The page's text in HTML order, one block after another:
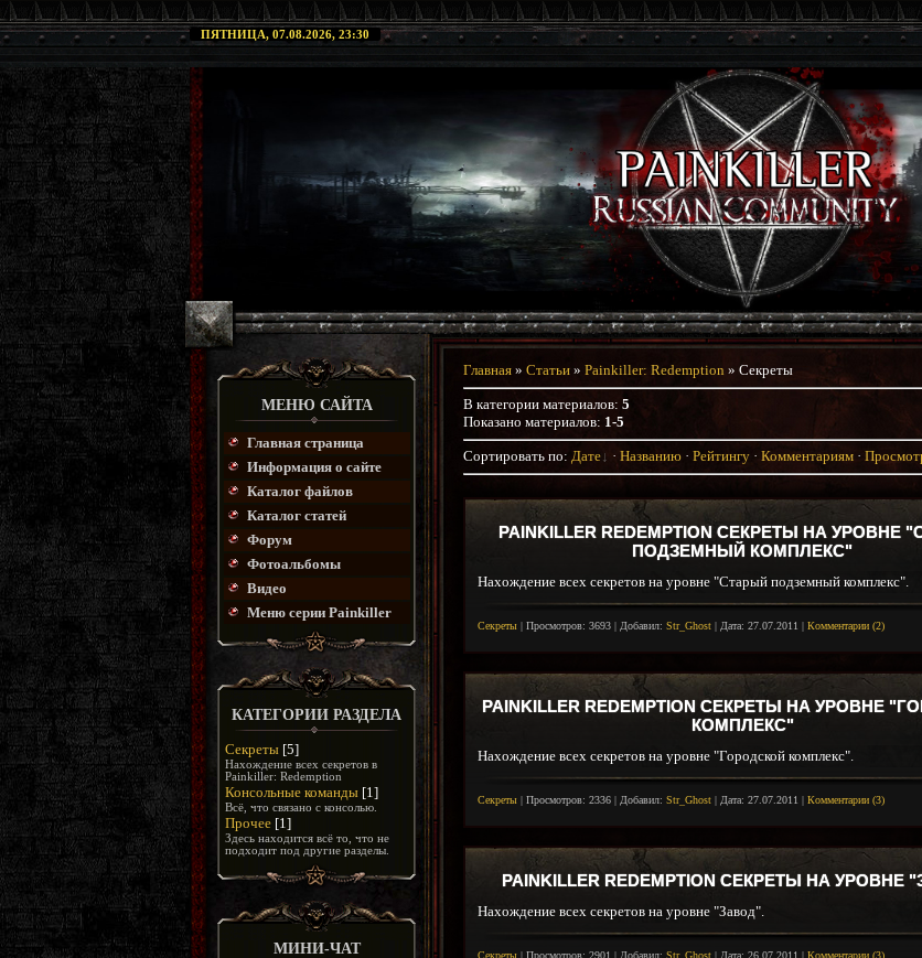
ПЯТНИЦА, 07.08.2026, 23:30
МЕНЮ САЙТА
Главная страница
Информация о сайте
Каталог файлов
Каталог статей
Форум
Фотоальбомы
Видео
Меню серии Painkiller
КАТЕГОРИИ РАЗДЕЛА
Секреты [5]
Нахождение всех секретов в
Painkiller: Redemption
Консольные команды [1]
Всё, что связано с консолью.
Прочее [1]
Здесь находится всё то, что не
подходит под другие разделы.
МИНИ-ЧАТ
Главная » Статьи » Painkiller: Redemption » Секреты
В категории материалов: 5
Показано материалов: 1-5
Сортировать по: Дате · Названию · Рейтингу · Комментариям ·
PAINKILLER REDEMPTION СЕКРЕТЫ НА УРОВНЕ
ПОДЗЕМНЫЙ КОМПЛЕКС"
Нахождение всех секретов на уровне "Старый подземный комплекс".
Секреты | Просмотров: 3693 | Добавил: Str_Ghost | Дата: 27.07.2011 | Комментарии (2)
PAINKILLER REDEMPTION СЕКРЕТЫ НА УРОВНЕ
КОМПЛЕКС"
Нахождение всех секретов на уровне "Городской комплекс".
Секреты | Просмотров: 2336 | Добавил: Str_Ghost | Дата: 27.07.2011 | Комментарии (3)
PAINKILLER REDEMPTION СЕКРЕТЫ НА УРОВНЕ
Нахождение всех секретов на уровне "Завод".
Секреты | Просмотров: 2901 | Добавил: Str_Ghost | Дата: 26.07.2011 | Комментарии (3)